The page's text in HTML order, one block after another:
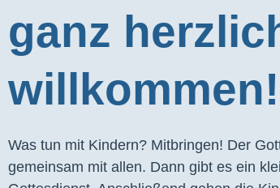
ganz
willkommen!
Was tun mit Kindern? Mitbringen! Der
gemeinsam mit allen. Dann gibt es ein